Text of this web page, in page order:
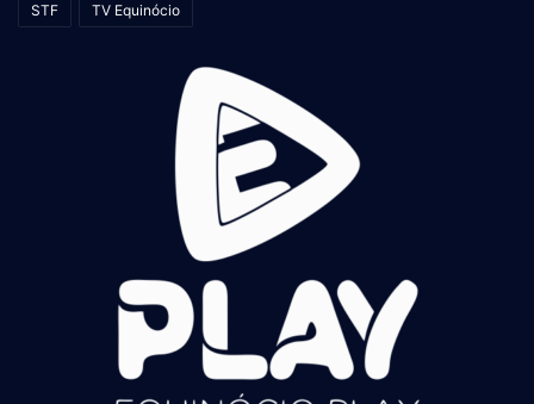
STF TV Equinócio